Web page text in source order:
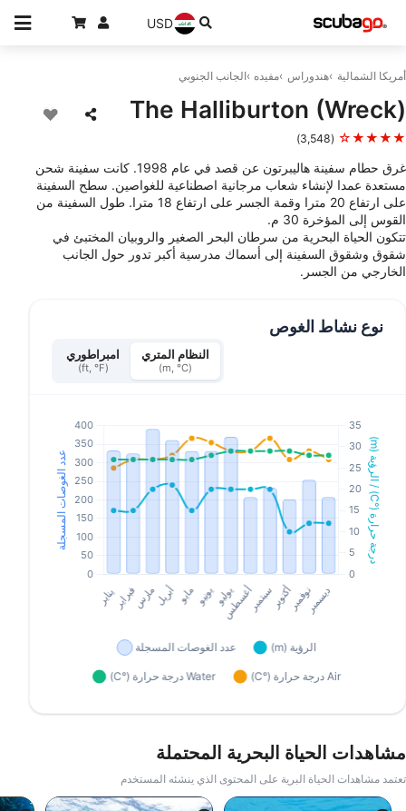
USD
أمريكا الشمالية هندوراس مفيده الجانب الجنوبي
The Halliburton (Wreck)
★★★★☆
(3,548)
غرق حطام سفينة هاليبرتون عن قصد في عام 1998. كانت سفينة شحن
مستعدة عمدا لإنشاء شعاب مرجانية اصطناعية للغواصين. سطح السفينة
على ارتفاع 20 مترا وقمة الجسر على ارتفاع 18 مترا. طول السفينة من
القوس إلى المؤخرة 30 م.
تتكون الحياة البحرية من سرطان البحر الصغير والروبيان المختبئ في
شقوق وشقوق السفينة إلى أسماك مدرسية أكبر تدور حول الجانب
الخارجي من الجسر.
نوع نشاط الغوص
النظام المتري
(m, °C)
امبراطوري
(ft, °F)
مشاهدات الحياة البحرية المحتملة
تعتمد مشاهدات الحياة البرية على المحتوى الذي ينشئه المستخدم